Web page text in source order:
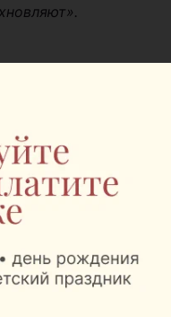
едва ли встретишь